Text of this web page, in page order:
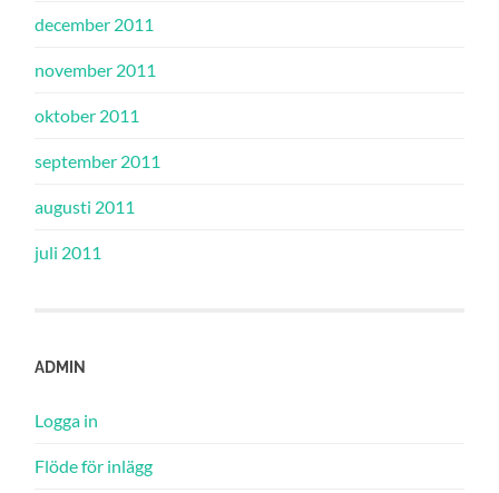
december 2011
november 2011
oktober 2011
september 2011
augusti 2011
juli 2011
ADMIN
Logga in
Flöde för inlägg